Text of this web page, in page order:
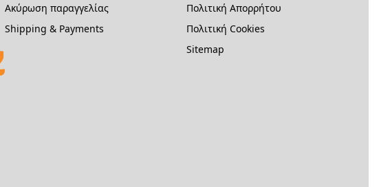
Ακύρωση παραγγελίας
Shipping & Payments
Πολιτική Απορρήτου
Πολιτική Cookies
Sitemap